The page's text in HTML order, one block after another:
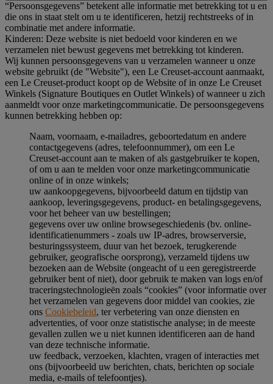
“Persoonsgegevens” betekent alle informatie met betrekking tot u en
die ons in staat stelt om u te identificeren, hetzij rechtstreeks of in
combinatie met andere informatie.
Kinderen: Deze website is niet bedoeld voor kinderen en we
verzamelen niet bewust gegevens met betrekking tot kinderen.
Wij kunnen persoonsgegevens van u verzamelen wanneer u onze
website gebruikt (de "Website"), een Le Creuset-account aanmaakt,
een Le Creuset-product koopt op de Website of in onze Le Creuset
Winkels (Signature Boutiques en Outlet Winkels) of wanneer u zich
aanmeldt voor onze marketingcommunicatie. De persoonsgegevens
kunnen betrekking hebben op:
Naam, voornaam, e-mailadres, geboortedatum en andere
contactgegevens (adres, telefoonnummer), om een Le
Creuset-account aan te maken of als gastgebruiker te kopen,
of om u aan te melden voor onze marketingcommunicatie
online of in onze winkels;
uw aankoopgegevens, bijvoorbeeld datum en tijdstip van
aankoop, leveringsgegevens, product- en betalingsgegevens,
voor het beheer van uw bestellingen;
gegevens over uw online browsegeschiedenis (bv. online-
identificatienummers - zoals uw IP-adres, browserversie,
besturingssysteem, duur van het bezoek, terugkerende
gebruiker, geografische oorsprong), verzameld tijdens uw
bezoeken aan de Website (ongeacht of u een geregistreerde
gebruiker bent of niet), door gebruik te maken van logs en/of
traceringstechnologieën zoals “cookies” (voor informatie over
het verzamelen van gegevens door middel van cookies, zie
ons Cookiebeleid, ter verbetering van onze diensten en
advertenties, of voor onze statistische analyse; in de meeste
gevallen zullen we u niet kunnen identificeren aan de hand
van deze technische informatie.
uw feedback, verzoeken, klachten, vragen of interacties met
ons (bijvoorbeeld uw berichten, chats, berichten op sociale
media, e-mails of telefoontjes).